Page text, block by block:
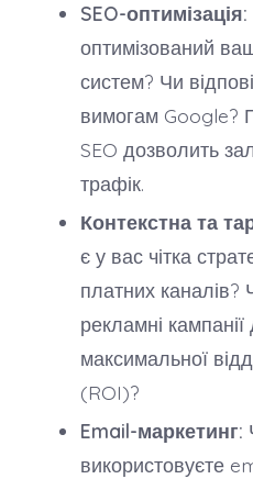
SEO-оптимізація:
оптимізований
систем? Чи
вимогам Google?
SEO дозволить
трафік.
Контекстна та
є у вас чітка
платних каналів?
рекламні
максимальної
(ROI)?
Email-маркетинг:
використовуєте